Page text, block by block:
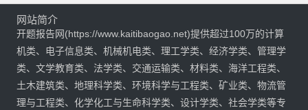
网站简介
开题报告网(https://www.kaitibaogao.net)提供超过100万的计算
机类、电子信息类、机械机电类、理工学类、经济学类、管理学
类、文学教育类、法学类、交通运输类、材料类、海洋工程类、
土木建筑类、地理科学类、环境科学与工程类、矿业类、物流管
理与工程类、化学化工与生命科学类、设计学类、社会学类等专